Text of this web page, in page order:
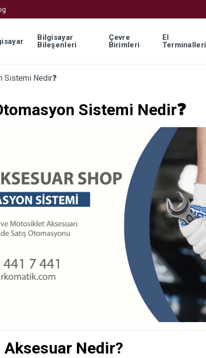
Bilgisayar
Bileşenleri
Çevre
Birimleri
El
Terminalleri
Sistemi Nedir❓
Sistemi Nedir❓
Aksesuar Nedir?